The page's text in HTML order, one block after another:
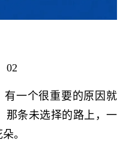
有一个很重要的原因就
那条未选择的路上，一
。